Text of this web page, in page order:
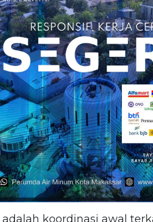
koordinasi awal